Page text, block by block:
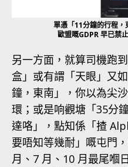
單憑「11分鐘的行程，
歐盟嘅GDPR 早已禁
另一方面，就算司機跑
盒」或有謂「天眼」又
鐘，東南」，你以為尖
環；或是响觀塘「35分
達咯」，點知係「揸
要唔知等幾耐」嘅屯門
月、7 月、10 月最尾嗰